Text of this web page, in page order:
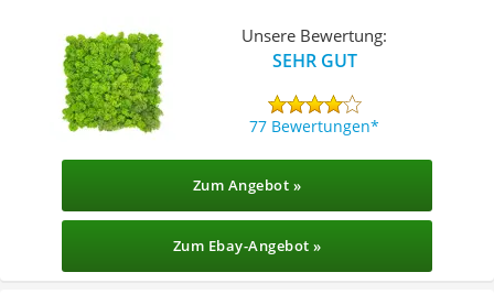
Unsere Bewertung:
SEHR GUT
77 Bewertungen
Zum Angebot »
Zum Ebay-Angebot »